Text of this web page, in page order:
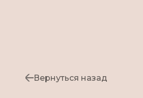
Вернуться назад